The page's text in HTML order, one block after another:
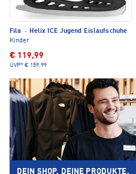
Fila ·
Helix ICE Jugend Eislaufschuhe
Kinder
€ 119,99
UVP* € 159,99
DEIN SHOP. DEINE PRODUKTE.